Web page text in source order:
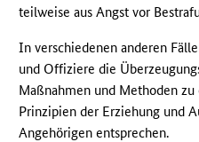
teilweise aus Angst vor
In verschiedenen anderen
und Offiziere die
Maßnahmen und Methoden
Prinzipien der Erziehung und
Angehörigen entsprechen.